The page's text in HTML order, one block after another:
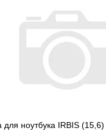
для ноутбука IRBIS